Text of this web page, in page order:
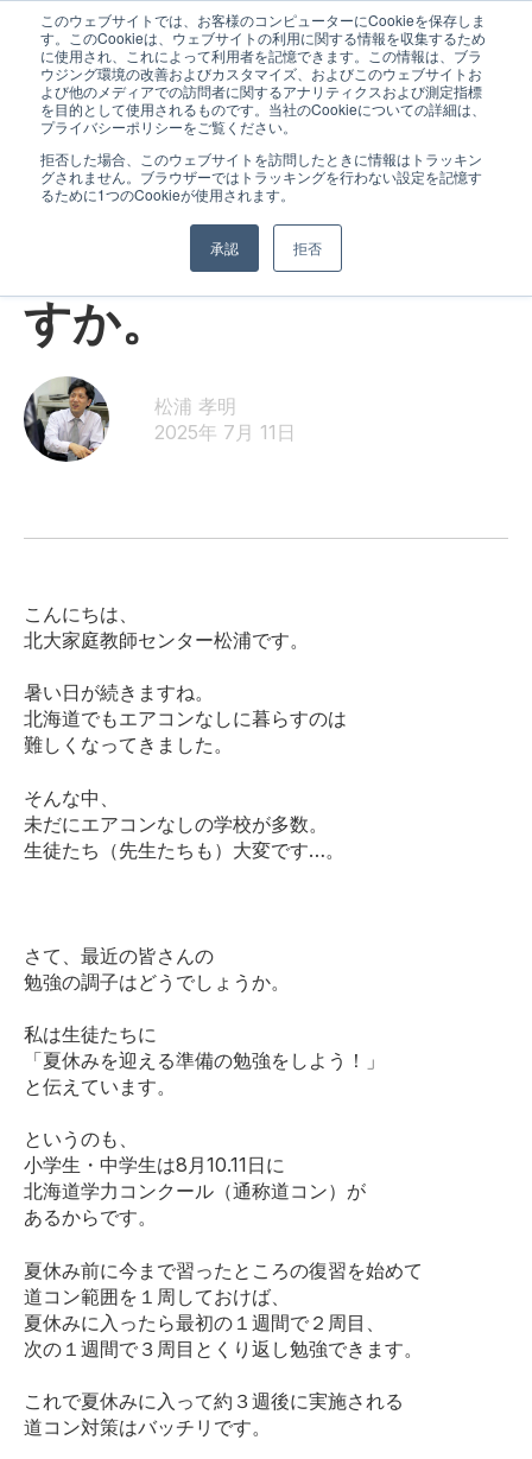
このウェブサイトでは、お客様のコンピューターにCookieを保存しま
す。このCookieは、ウェブサイトの利用に関する情報を収集するため
に使用され、これによって利用者を記憶できます。この情報は、ブラ
ウジング環境の改善およびカスタマイズ、およびこのウェブサイトお
よび他のメディアでの訪問者に関するアナリティクスおよび測定指標
を目的として使用されるものです。当社のCookieについての詳細は、
プライバシーポリシーをご覧ください。
拒否した場合、このウェブサイトを訪問したときに情報はトラッキン
グされません。ブラウザーではトラッキングを行わない設定を記憶す
るために1つのCookieが使用されます。
承認 拒否
スタッフより
夏の準備、できていま
すか。
松浦 孝明
2025年 7月 11日
こんにちは、
北大家庭教師センター松浦です。
暑い日が続きますね。
北海道でもエアコンなしに暮らすのは
難しくなってきました。
そんな中、
未だにエアコンなしの学校が多数。
生徒たち（先生たちも）大変です…。
さて、最近の皆さんの
勉強の調子はどうでしょうか。
私は生徒たちに
「夏休みを迎える準備の勉強をしよう！」
と伝えています。
というのも、
小学生・中学生は8月10.11日に
北海道学力コンクール（通称道コン）が
あるからです。
夏休み前に今まで習ったところの復習を始めて
道コン範囲を１周しておけば、
夏休みに入ったら最初の１週間で２周目、
次の１週間で３周目とくり返し勉強できます。
これで夏休みに入って約３週後に実施される
道コン対策はバッチリです。